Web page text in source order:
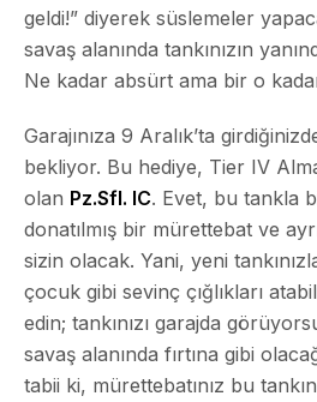
geldi!” diyerek süslemeler
savaş alanında tankınızın
Ne kadar absürt ama bir o
Garajınıza 9 Aralık’ta
bekliyor. Bu hediye, Tier IV
olan Pz.Sfl. IC. Evet, bu tankla
donatılmış bir mürettebat ve
sizin olacak. Yani, yeni
çocuk gibi sevinç çığlıkları
edin; tankınızı garajda
savaş alanında fırtına gibi
tabii ki, mürettebatınız bu